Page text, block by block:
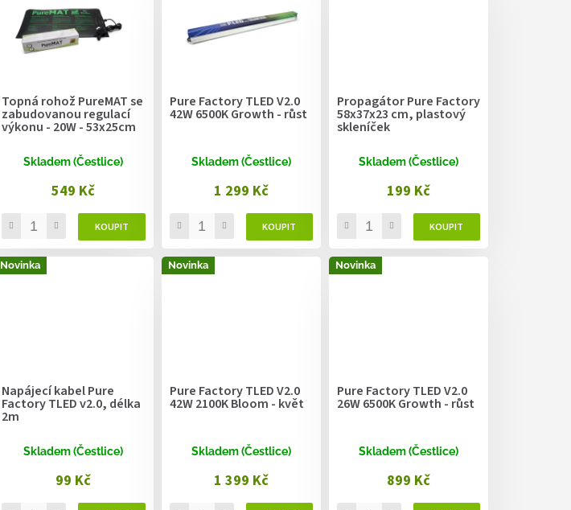
Topná rohož PureMAT se
zabudovanou regulací
výkonu - 20W - 53x25cm
Skladem (Čestlice)
549 Kč
Pure Factory TLED V2.0
42W 6500K Growth - růst
Skladem (Čestlice)
1 299 Kč
Propagátor Pure Factory
58x37x23 cm, plastový
skleníček
Skladem (Čestlice)
199 Kč
Novinka
Napájecí kabel Pure
Factory TLED v2.0, délka
2m
Skladem (Čestlice)
99 Kč
Novinka
Pure Factory TLED V2.0
42W 2100K Bloom - květ
Skladem (Čestlice)
1 399 Kč
Novinka
Pure Factory TLED V2.0
26W 6500K Growth - růst
Skladem (Čestlice)
899 Kč